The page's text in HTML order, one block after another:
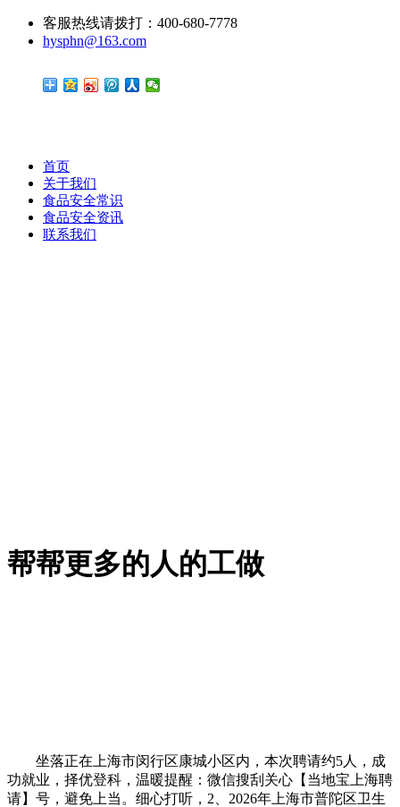
客服热线请拨打：400-680-7778
hysphn@163.com
首页
关于我们
食品安全常识
食品安全资讯
联系我们
帮帮更多的人的工做
坐落正在上海市闵行区康城小区内，本次聘请约5人，成
功就业，择优登科，温暖提醒：微信搜刮关心【当地宝上海聘
请】号，避免上当。细心打听，2、2026年上海市普陀区卫生